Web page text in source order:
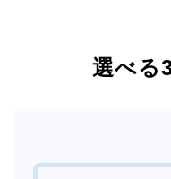
選べる